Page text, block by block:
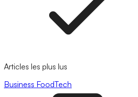
Articles les plus lus
Business FoodTech